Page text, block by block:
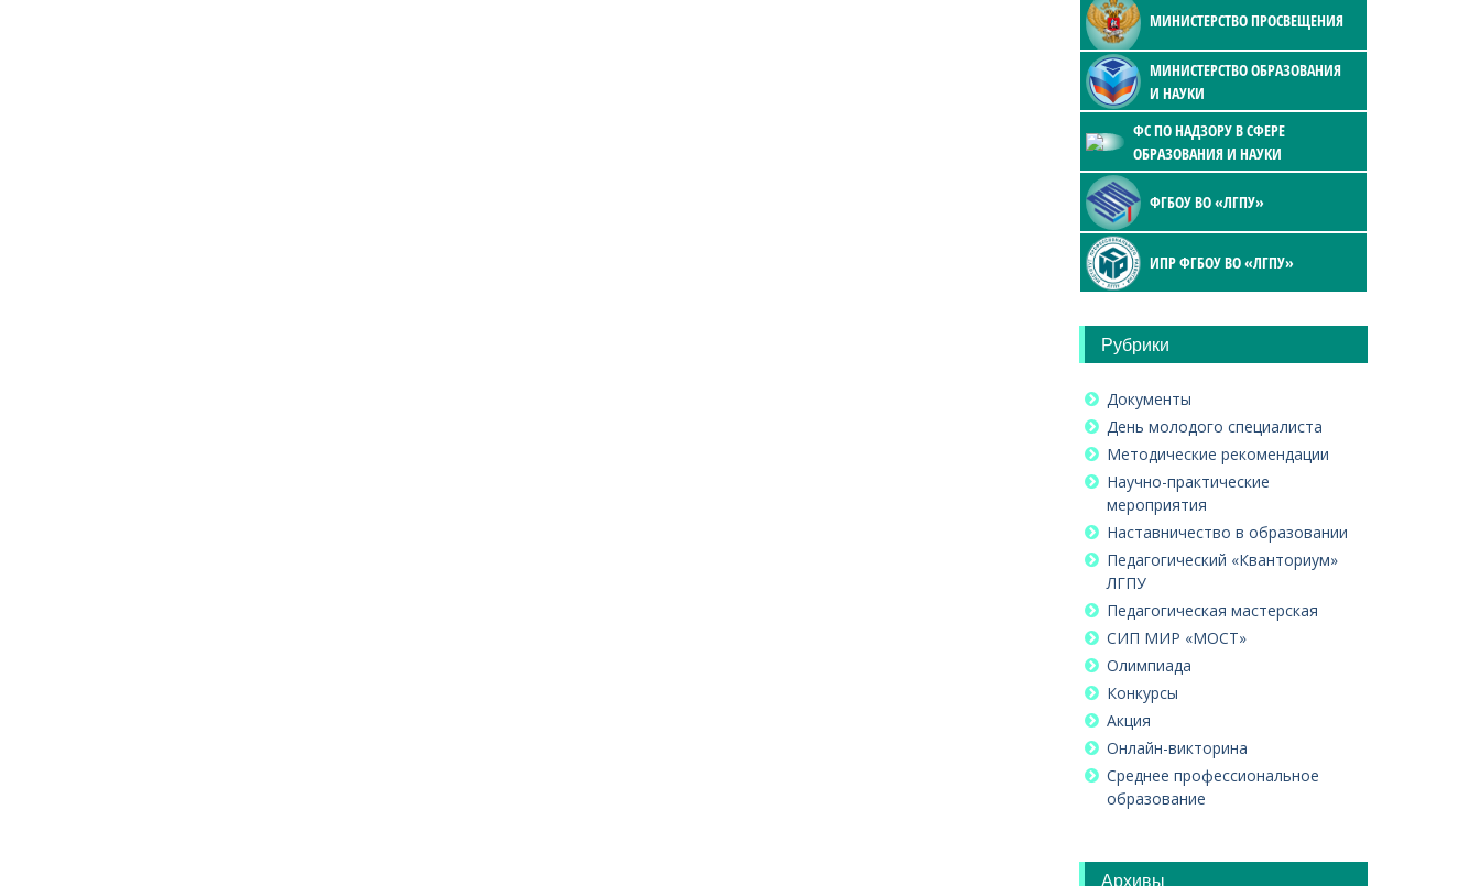
МИНИСТЕРСТВО ПРОСВЕЩЕНИЯ
МИНИСТЕРСТВО ОБРАЗОВАНИЯ
И НАУКИ
ФС ПО НАДЗОРУ В СФЕРЕ
ОБРАЗОВАНИЯ И НАУКИ
ФГБОУ ВО «ЛГПУ»
ИПР ФГБОУ ВО «ЛГПУ»
Рубрики
Документы
День молодого специалиста
Методические рекомендации
Научно-практические
мероприятия
Наставничество в образовании
Педагогический «Кванториум»
ЛГПУ
Педагогическая мастерская
СИП МИР «МОСТ»
Олимпиада
Конкурсы
Акция
Онлайн-викторина
Среднее профессиональное
образование
Архивы